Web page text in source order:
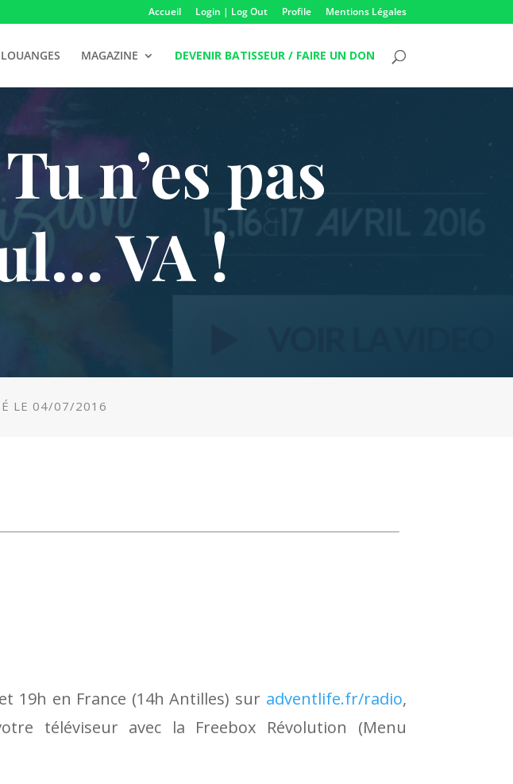
Accueil Login | Log Out Profile Mentions Légales
MAGAZINE DEVENIR BATISSEUR / FAIRE UN DON
n’es pas
VA !
LE 04/07/2016
19h en France (14h Antilles) sur adventlife.fr/radio,
téléviseur avec la Freebox Révolution (Menu